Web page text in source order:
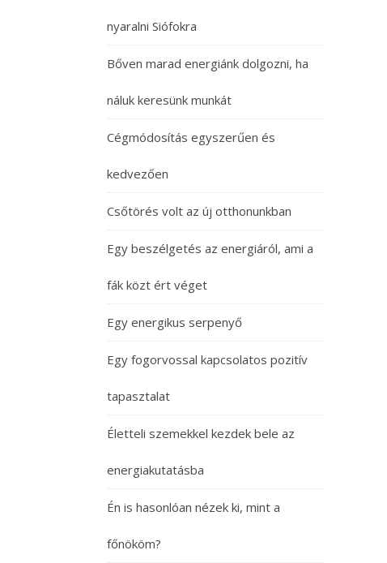
nyaralni Siófokra
Bőven marad energiánk dolgozni, ha
náluk keresünk munkát
Cégmódosítás egyszerűen és
kedvezően
Csőtörés volt az új otthonunkban
Egy beszélgetés az energiáról, ami a
fák közt ért véget
Egy energikus serpenyő
Egy fogorvossal kapcsolatos pozitív
tapasztalat
Életteli szemekkel kezdek bele az
energiakutatásba
Én is hasonlóan nézek ki, mint a
főnököm?